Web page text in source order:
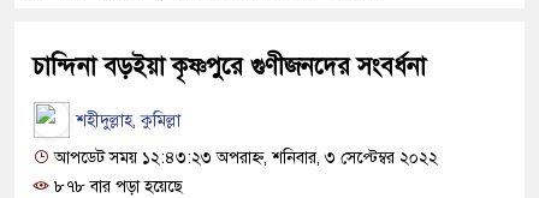
চান্দিনা বড়ইয়া কৃষ্ণপুরে গুণীজনদের সংবর্ধনা
শহীদুল্লাহ, কুমিল্লা
আপডেট সময় ১২:৪৩:২৩ অপরাহ্ন, শনিবার, ৩ সেপ্টেম্বর ২০২২
৮৭৮ বার পড়া হয়েছে